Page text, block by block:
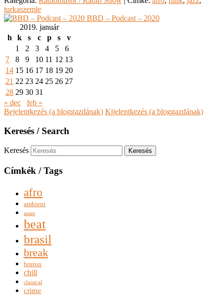
turkaszemle
BBD – Podcast – 2020
2019. január
h
k s c p s
v
1
2 3 4 5
6
7
8 9 10 11 12 13
14 15 16 17 18 19 20
21 22 23 24 25 26 27
28 29 30 31
« dec
feb »
Bejelentkezés (a bloggazdának) Kijelentkezés (a bloggazdának)
Keresés / Search
Keresés
Címkék / Tags
afro
ambient
asian
beat
brasil
break
bruton
chill
classical
crime